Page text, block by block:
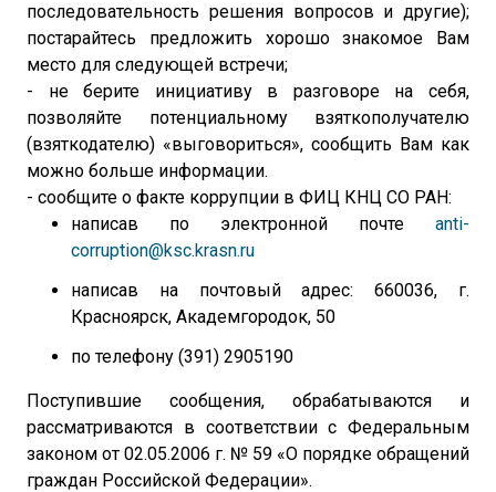
последовательность решения вопросов и другие);
постарайтесь предложить хорошо знакомое Вам
место для следующей встречи;
- не берите инициативу в разговоре на себя,
позволяйте потенциальному взяткополучателю
(взяткодателю) «выговориться», сообщить Вам как
можно больше информации.
- сообщите о факте коррупции в ФИЦ КНЦ СО РАН:
написав по электронной почте anti-
corruption@ksc.krasn.ru
написав на почтовый адрес: 660036, г.
Красноярск, Академгородок, 50
по телефону (391) 2905190
Поступившие сообщения, обрабатываются и
рассматриваются в соответствии с Федеральным
законом от 02.05.2006 г. № 59 «О порядке обращений
граждан Российской Федерации».